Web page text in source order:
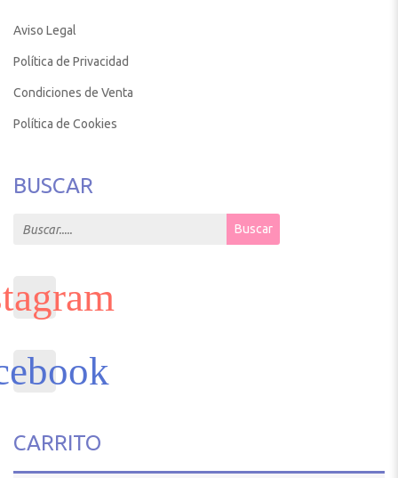
Aviso Legal
Política de Privacidad
Condiciones de Venta
Política de Cookies
BUSCAR
Search for: Buscar
CARRITO